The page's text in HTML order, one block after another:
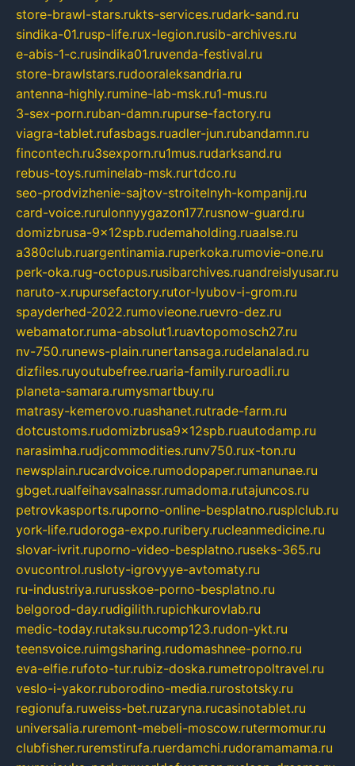
store-brawl-stars.rukts-services.rudark-sand.ru
sindika-01.rusp-life.rux-legion.rusib-archives.ru
e-abis-1-c.rusindika01.ruvenda-festival.ru
store-brawlstars.rudooraleksandria.ru
antenna-highly.rumine-lab-msk.ru1-mus.ru
3-sex-porn.ruban-damn.rupurse-factory.ru
viagra-tablet.rufasbags.ruadler-jun.rubandamn.ru
fincontech.ru3sexporn.ru1mus.rudarksand.ru
rebus-toys.ruminelab-msk.rurtdco.ru
seo-prodvizhenie-sajtov-stroitelnyh-kompanij.ru
card-voice.rurulonnyygazon177.rusnow-guard.ru
domizbrusa-9x12spb.rudemaholding.ruaalse.ru
a380club.ruargentinamia.ruperkoka.rumovie-one.ru
perk-oka.rug-octopus.rusibarchives.ruandreislyusar.ru
naruto-x.rupursefactory.rutor-lyubov-i-grom.ru
spayderhed-2022.rumovieone.ruevro-dez.ru
webamator.ruma-absolut1.ruavtopomosch27.ru
nv-750.runews-plain.runertansaga.rudelanalad.ru
dizfiles.ruyoutubefree.ruaria-family.ruroadli.ru
planeta-samara.rumysmartbuy.ru
matrasy-kemerovo.ruashanet.rutrade-farm.ru
dotcustoms.rudomizbrusa9x12spb.ruautodamp.ru
narasimha.rudjcommodities.runv750.rux-ton.ru
newsplain.rucardvoice.rumodopaper.rumanunae.ru
gbget.rualfeihavsalnassr.rumadoma.rutajuncos.ru
petrovkasports.ruporno-online-besplatno.rusplclub.ru
york-life.rudoroga-expo.ruribery.rucleanmedicine.ru
slovar-ivrit.ruporno-video-besplatno.ruseks-365.ru
ovucontrol.rusloty-igrovyye-avtomaty.ru
ru-industriya.rurusskoe-porno-besplatno.ru
belgorod-day.rudigilith.rupichkurovlab.ru
medic-today.rutaksu.rucomp123.rudon-ykt.ru
teensvoice.ruimgsharing.rudomashnee-porno.ru
eva-elfie.rufoto-tur.rubiz-doska.rumetropoltravel.ru
veslo-i-yakor.ruborodino-media.rurostotsky.ru
regionufa.ruweiss-bet.ruzaryna.rucasinotablet.ru
universalia.ruremont-mebeli-moscow.rutermomur.ru
clubfisher.ruremstirufa.ruerdamchi.rudoramamama.ru